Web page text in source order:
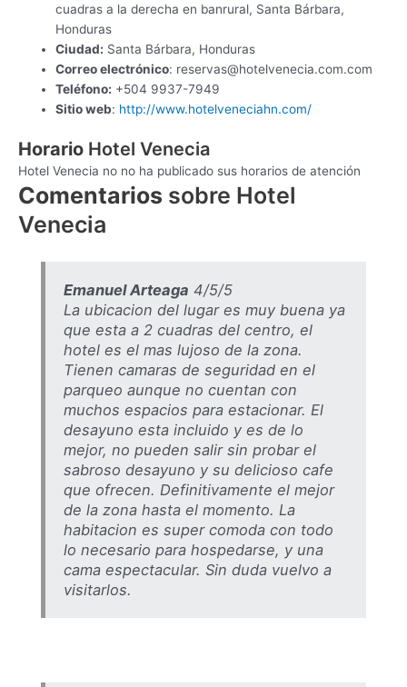
cuadras a la derecha en banrural, Santa Bárbara,
Honduras
Ciudad: Santa Bárbara, Honduras
Correo electrónico: reservas@hotelvenecia.com.com
Teléfono: +504 9937-7949
Sitio web: http://www.hotelveneciahn.com/
Horario Hotel Venecia
Hotel Venecia no no ha publicado sus horarios de atención
Comentarios sobre Hotel
Venecia
Emanuel Arteaga 4/5/5
La ubicacion del lugar es muy buena ya
que esta a 2 cuadras del centro, el
hotel es el mas lujoso de la zona.
Tienen camaras de seguridad en el
parqueo aunque no cuentan con
muchos espacios para estacionar. El
desayuno esta incluido y es de lo
mejor, no pueden salir sin probar el
sabroso desayuno y su delicioso cafe
que ofrecen. Definitivamente el mejor
de la zona hasta el momento. La
habitacion es super comoda con todo
lo necesario para hospedarse, y una
cama espectacular. Sin duda vuelvo a
visitarlos.